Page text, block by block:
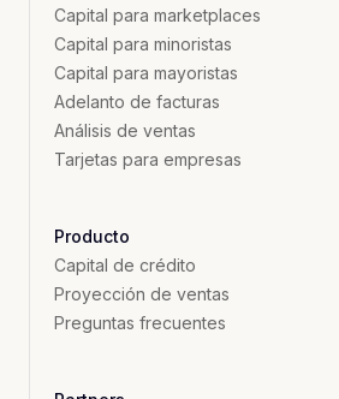
Capital para marketplaces
Capital para minoristas
Capital para mayoristas
Adelanto de facturas
Análisis de ventas
Tarjetas para empresas
Producto
Capital de crédito
Proyección de ventas
Preguntas frecuentes